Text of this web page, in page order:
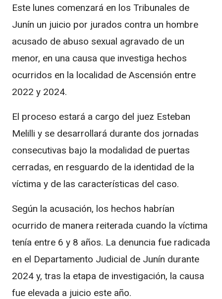
Este lunes comenzará en los Tribunales de
Junín un juicio por jurados contra un hombre
acusado de abuso sexual agravado de un
menor, en una causa que investiga hechos
ocurridos en la localidad de Ascensión entre
2022 y 2024.
El proceso estará a cargo del juez Esteban
Melilli y se desarrollará durante dos jornadas
consecutivas bajo la modalidad de puertas
cerradas, en resguardo de la identidad de la
víctima y de las características del caso.
Según la acusación, los hechos habrían
ocurrido de manera reiterada cuando la víctima
tenía entre 6 y 8 años. La denuncia fue radicada
en el Departamento Judicial de Junín durante
2024 y, tras la etapa de investigación, la causa
fue elevada a juicio este año.